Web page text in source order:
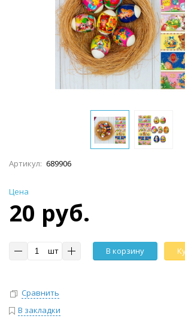
Артикул: 689906
Цена
20 руб.
шт В корзину
Сравнить
В закладки